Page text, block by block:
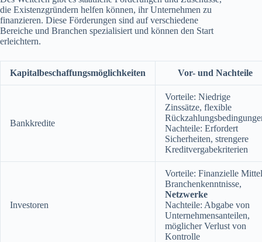
die Existenzgründern helfen können, ihr Unternehmen zu
finanzieren. Diese Förderungen sind auf verschiedene
Bereiche und Branchen spezialisiert und können den Start
erleichtern.
Kapitalbeschaffungsmöglichkeiten Vor- und Nachteile
Bankkredite
Vorteile: Niedrige
Zinssätze, flexible
Nachteile: Erfordert
Sicherheiten, strengere
Kreditvergabekriterien
Investoren
Vorteile: Finanzielle
Branchenkenntnisse,
Netzwerke
Nachteile: Abgabe von
Unternehmensanteilen,
möglicher Verlust von
Kontrolle